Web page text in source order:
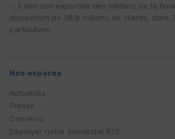
-, il met son expertise des métiers de la
disposition de 38,8 millions de clients, dont
particuliers.
Nos espaces
Actualités
Presse
Carrières
Déployer notre démarche RSE